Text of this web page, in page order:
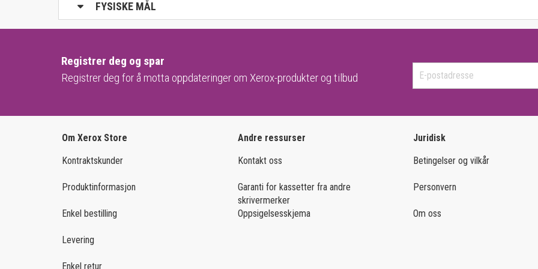
FYSISKE MÅL
Registrer deg og spar
Registrer deg for å motta oppdateringer om Xerox-produkter og tilbud
Om Xerox Store
Kontraktskunder
Produktinformasjon
Enkel bestilling
Levering
Enkel retur
Andre ressurser
Kontakt oss
Garanti for kassetter fra andre
skrivermerker
Oppsigelsesskjema
Juridisk
Betingelser og vilkår
Personvern
Om oss